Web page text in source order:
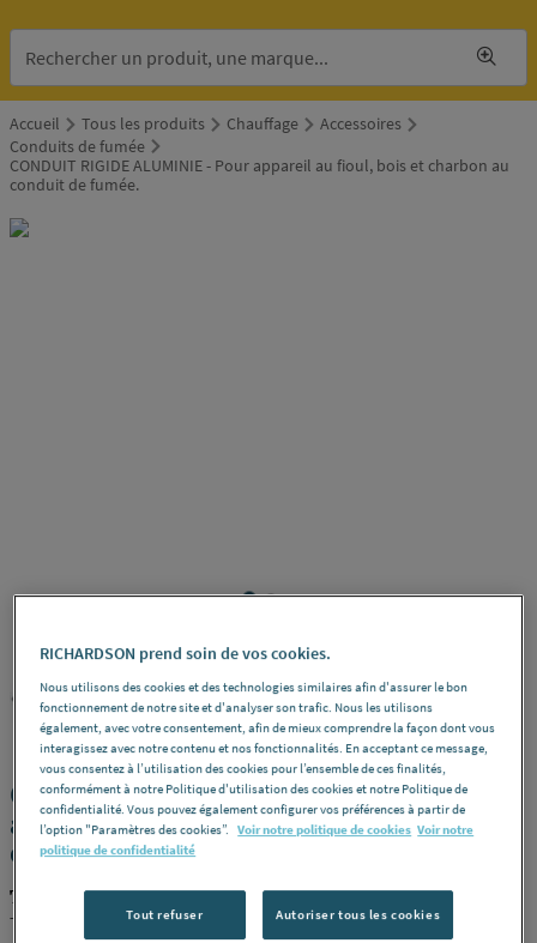
Accueil Tous les produits Chauffage
Accessoires
Conduits de fumée
CONDUIT RIGIDE ALUMINIE - Pour appareil au fioul, bois et charbon au
conduit de fumée.
TEN REF : 25246
CONDUIT RIGIDE ALUMINIE - Pour
appareil au fioul, bois et charbon au
conduit de fumée.
TEN 107180
Tampon pour manchette - ModèleØ 180 -Référence107180
RICHARDSON prend soin de vos cookies.
Nous utilisons des cookies et des technologies similaires afin d'assurer le bon
fonctionnement de notre site et d'analyser son trafic. Nous les utilisons
également, avec votre consentement, afin de mieux comprendre la façon dont vous
interagissez avec notre contenu et nos fonctionnalités. En acceptant ce message,
vous consentez à l’utilisation des cookies pour l’ensemble de ces finalités,
conformément à notre Politique d'utilisation des cookies et notre Politique de
confidentialité. Vous pouvez également configurer vos préférences à partir de
l’option "Paramètres des cookies”. Voir notre politique de cookies Voir notre
politique de confidentialité
Tout refuser Autoriser tous les cookies